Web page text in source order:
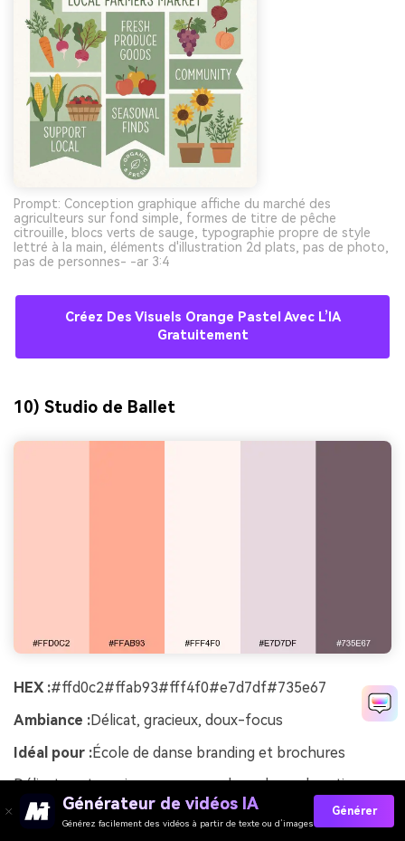
Prompt: Conception graphique affiche du marché des
agriculteurs sur fond simple, formes de titre de pêche
citrouille, blocs verts de sauge, typographie propre de style
lettré à la main, éléments d'illustration 2d plats, pas de photo,
pas de personnes- -ar 3:4
Créez Des Visuels Orange Pastel Avec L’IA
Gratuitement
10) Studio de Ballet
HEX :#ffd0c2#ffab93#fff4f0#e7d7df#735e67
Ambiance :Délicat, gracieux, doux-focus
Idéal pour :École de danse branding et brochures
Délicates et gracieuses comme des rubans de satin, ces
tons pêchés se lisent calmes et élégants. Le gris mauve
soutient la typographie et empêche la palette de se
Générateur de vidéos IA
Générez facilement des vidéos à partir de texte ou d’images
Générer